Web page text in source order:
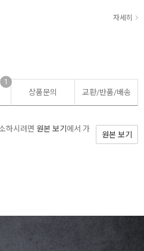
자세히
1
상품문의 교환/반품/배송
하시려면 원본 보기 에서 가
원본 보기